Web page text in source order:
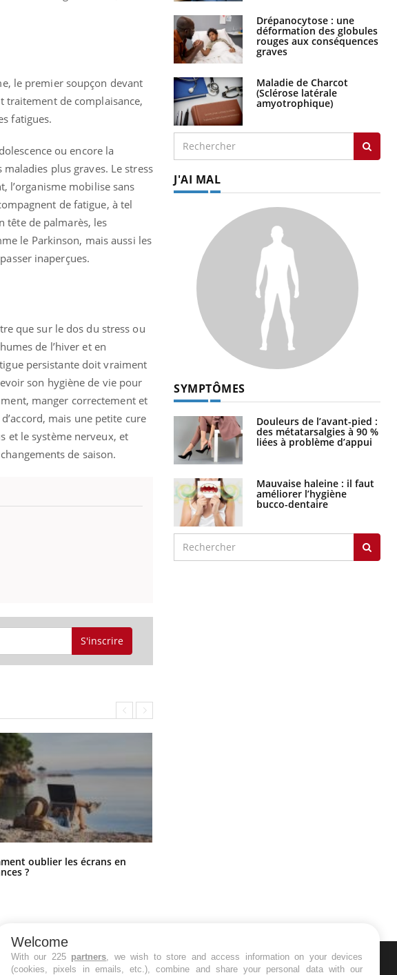
le premier soupçon devant
traitement de complaisance,
fatigues.
ou encore la
plus graves. Le stress
l’organisme mobilise sans
de fatigue, à tel
tête de palmarès, les
le Parkinson, mais aussi les
inaperçues.
que sur le dos du stress ou
de l’hiver et en
persistante doit vraiment
son hygiène de vie pour
manger correctement et
mais une petite cure
et le système nerveux, et
de saison.
S'inscrire
oublier les écrans en
?
Drépanocytose : une
déformation des globules
rouges aux conséquences
graves
Maladie de Charcot
(Sclérose latérale
amyotrophique)
J'AI MAL
SYMPTÔMES
Douleurs de l’avant-pied :
des métatarsalgies à 90 %
liées à problème d’appui
Mauvaise haleine : il faut
améliorer l’hygiène
bucco-dentaire
Welcome
With our 225 partners, we wish to store and access information on your devices
(cookies, pixels in emails, etc.), combine and share your personal data with our